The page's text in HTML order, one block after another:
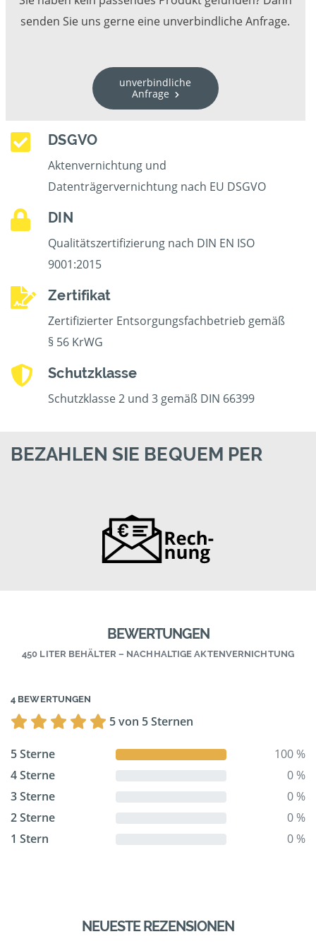
senden Sie uns gerne eine unverbindliche Anfrage.
unverbindliche
Anfrage
DSGVO
Aktenvernichtung und
Datenträgervernichtung nach EU DSGVO
DIN
Qualitätszertifizierung nach DIN EN ISO
9001:2015
Zertifikat
Zertifizierter Entsorgungsfachbetrieb gemäß
§ 56 KrWG
Schutzklasse
Schutzklasse 2 und 3 gemäß DIN 66399
BEZAHLEN SIE BEQUEM PER
BEWERTUNGEN
450 LITER BEHÄLTER – NACHHALTIGE AKTENVERNICHTUNG
4 BEWERTUNGEN
5 von 5 Sternen
5 Sterne
100 %
4 Sterne
0 %
3 Sterne
0 %
2 Sterne
0 %
1 Stern
0 %
NEUESTE REZENSIONEN